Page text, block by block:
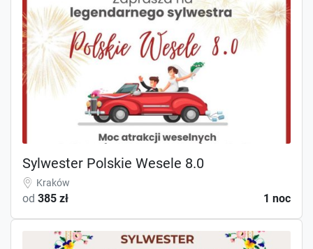
Sylwester Polskie Wesele 8.0
Kraków
od 385 zł 1 noc